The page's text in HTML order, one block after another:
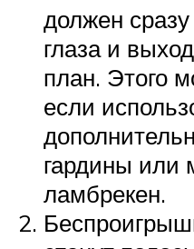
должен
глаза и
план. Этого
если
гардины или
ламбрекен.